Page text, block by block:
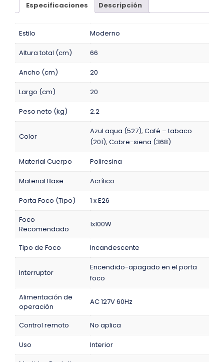
Especificaciones Descripción
Estilo Moderno
Altura total (cm) 66
Ancho (cm) 20
Largo (cm) 20
Peso neto (kg) 2.2
Color
Azul aqua (527), Café – tabaco
(201), Cobre-siena (368)
Material Cuerpo Poliresina
Material Base Acrílico
Porta Foco (Tipo)
1 x E26
Foco
Recomendado
1x100W
Tipo de Foco Incandescente
Interruptor
Encendido-apagado en el porta
foco
Alimentación de
operación
AC 127V 60Hz
Control remoto No aplica
Uso
Interior